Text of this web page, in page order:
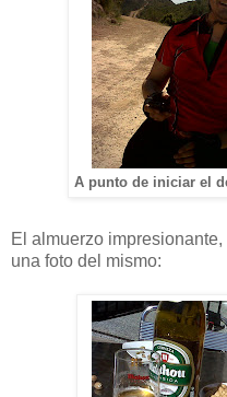
A punto de iniciar el
El almuerzo
una foto del mismo: